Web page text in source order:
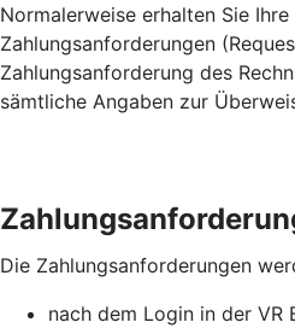
Normalerweise erhalten Sie
Zahlungsanforderungen
Zahlungsanforderung des
sämtliche Angaben zur
Die Zahlungsanforderungen
nach dem Login in der VR